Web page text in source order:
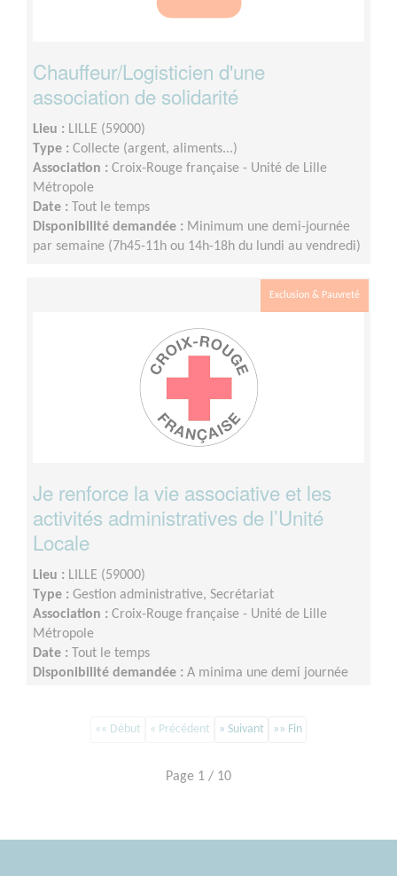
Chauffeur/Logisticien d'une
association de solidarité
Lieu : LILLE (59000)
Type : Collecte (argent, aliments...)
Association : Croix-Rouge française - Unité de Lille
Métropole
Date : Tout le temps
Disponibilité demandée : Minimum une demi-journée
par semaine (7h45-11h ou 14h-18h du lundi au vendredi)
Exclusion & Pauvreté
Je renforce la vie associative et les
activités administratives de l’Unité
Locale
Lieu : LILLE (59000)
Type : Gestion administrative, Secrétariat
Association : Croix-Rouge française - Unité de Lille
Métropole
Date : Tout le temps
Disponibilité demandée : A minima une demi journée
«« Début « Précédent » Suivant »» Fin
Page 1 / 10